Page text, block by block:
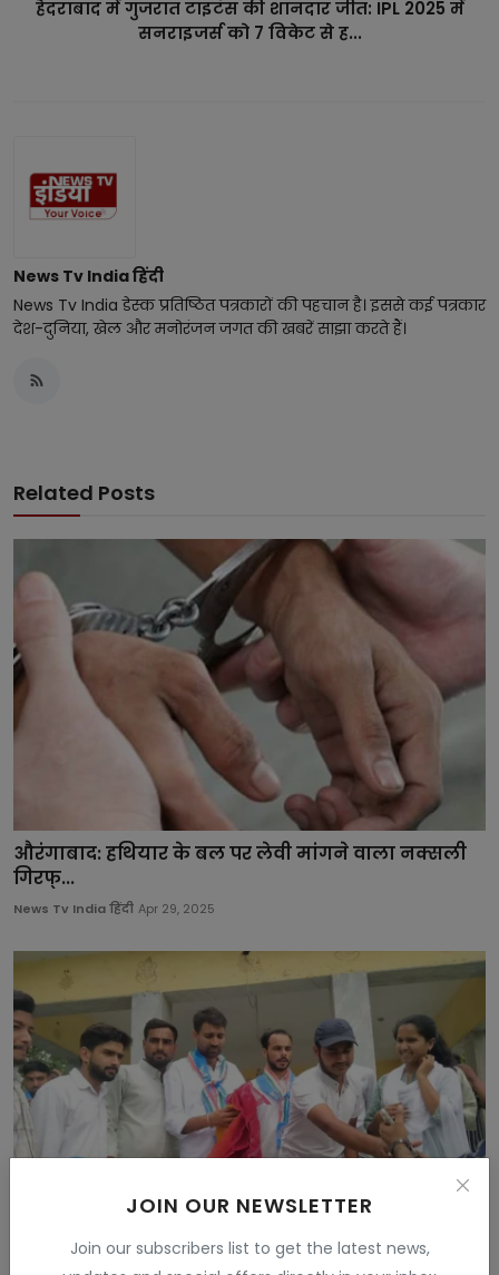
JOIN OUR NEWSLETTER
Join our subscribers list to get the latest news,
हैदराबाद में गुजरात टाइटंस की शानदार जीत: IPL 2025 में
सनराइजर्स को 7 विकेट से ह...
News Tv India हिंदी
News Tv India डेस्क प्रतिष्ठित पत्रकारों की पहचान है। इससे कई पत्रकार
देश-दुनिया, खेल और मनोरंजन जगत की खबरें साझा करते हैं।
Related Posts
औरंगाबाद: हथियार के बल पर लेवी मांगने वाला नक्सली
गिरफ्...
News Tv India हिंदी Apr 29, 2025
NSUI ने किया 5 अगस्त को मुख्यमंत्री आवास घेराव का